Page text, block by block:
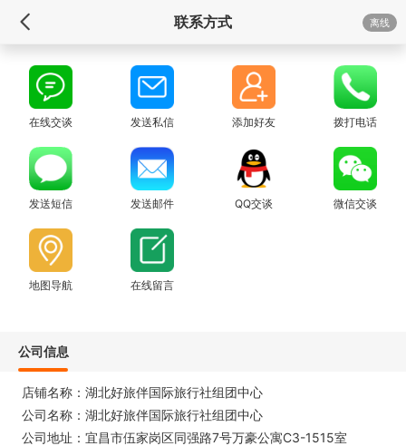
联系方式 离线
在线交谈 发送私信 添加好友 拨打电话
发送短信 发送邮件 QQ交谈 微信交谈
地图导航 在线留言
公司信息
店铺名称：湖北好旅伴国际旅行社组团中心
公司名称：湖北好旅伴国际旅行社组团中心
公司地址：宜昌市伍家岗区同强路7号万豪公寓C3-1515室